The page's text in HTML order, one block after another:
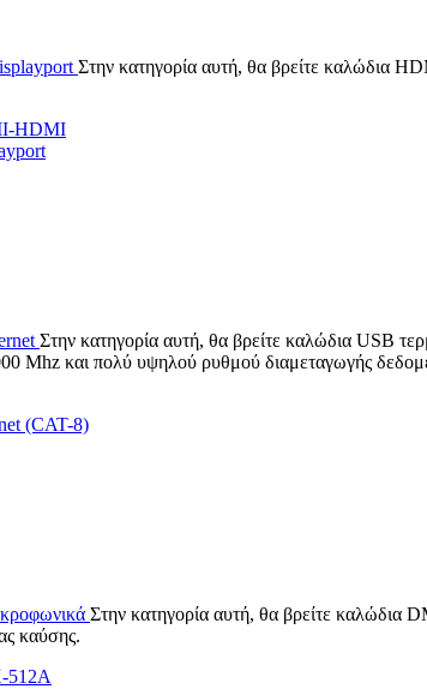
Στην κατηγορία αυτή, θα βρείτε καλώδια
HDMI
Στην κατηγορία αυτή, θα βρείτε καλώδια USB
Mhz και πολύ υψηλού ρυθμού διαμεταγωγής
(CAT-8)
Στην κατηγορία αυτή, θα βρείτε
καύσης.
512A